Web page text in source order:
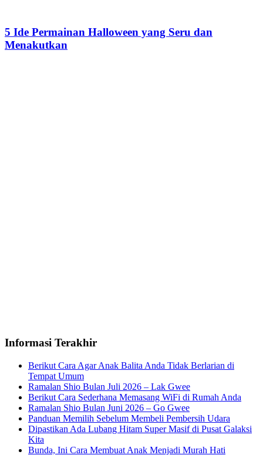
5 Ide Permainan Halloween yang Seru dan
Menakutkan
Informasi Terakhir
Berikut Cara Agar Anak Balita Anda Tidak Berlarian di
Tempat Umum
Ramalan Shio Bulan Juli 2026 – Lak Gwee
Berikut Cara Sederhana Memasang WiFi di Rumah Anda
Ramalan Shio Bulan Juni 2026 – Go Gwee
Panduan Memilih Sebelum Membeli Pembersih Udara
Dipastikan Ada Lubang Hitam Super Masif di Pusat Galaksi
Kita
Bunda, Ini Cara Membuat Anak Menjadi Murah Hati